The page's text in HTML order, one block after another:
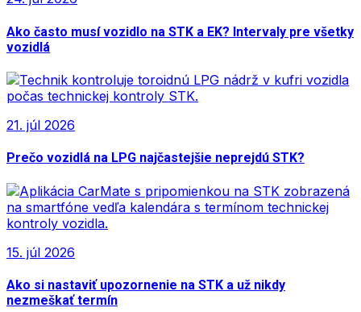
Ako často musí vozidlo na STK a EK? Intervaly pre všetky
vozidlá
21. júl 2026
Prečo vozidlá na LPG najčastejšie neprejdú STK?
15. júl 2026
Ako si nastaviť upozornenie na STK a už nikdy
nezmeškať termín